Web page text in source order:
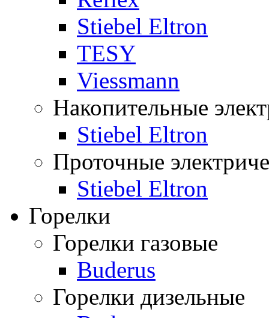
Stiebel Eltron
TESY
Viessmann
Накопительные
Stiebel Eltron
Проточные
Stiebel Eltron
Горелки
Горелки газовые
Buderus
Горелки дизельные